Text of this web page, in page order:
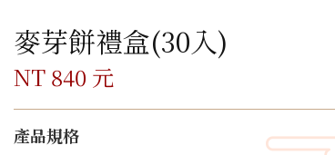
麥芽餅禮盒(30入)
NT 840 元
產品規格